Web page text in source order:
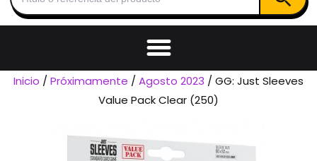
Inicio /Próximamente /Agosto 2023 / GG: Just Sleeves
Value Pack Clear (250)